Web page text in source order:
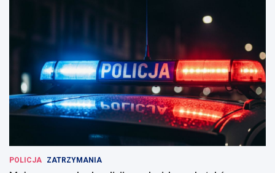
POLICJA ZATRZYMANIA